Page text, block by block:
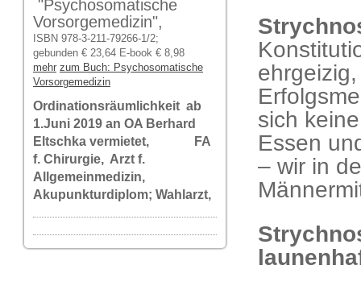
"Psychosomatische
Vorsorgemedizin",
ISBN 978-3-211-79266-1/2;
gebunden € 23,64 E-book € 8,98
mehr zum Buch: Psychosomatische
Vorsorgemedizin
Ordinationsräumlichkeit ab
1.Juni 2019 an OA Berhard
Eltschka vermietet, FA
f. Chirurgie, Arzt f.
Allgemeinmedizin,
Akupunkturdiplom; Wahlarzt,
sich
Essen
– wir in